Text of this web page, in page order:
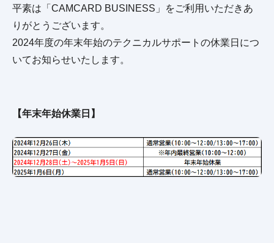
平素は「CAMCARD BUSINESS」をご利用いただきあ
りがとうございます。
2024年度の年末年始のテクニカルサポートの休業日につ
いてお知らせいたします。
【年末年始休業日】